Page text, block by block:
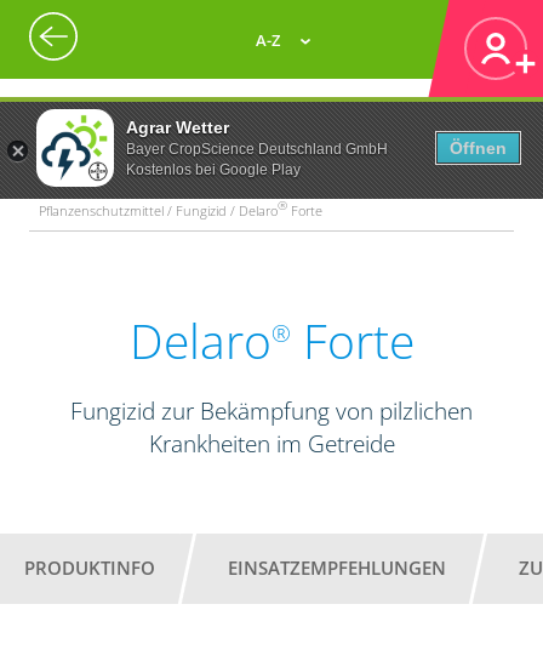
Agrar Wetter
Bayer CropScience Deutschland GmbH
Kostenlos bei Google Play
Öffnen
A-Z
Pflanzenschutzmittel / Fungizid / Delaro® Forte
Delaro® Forte
Fungizid zur Bekämpfung von pilzlichen
Krankheiten im Getreide
PRODUKTINFO EINSATZEMPFEHLUNGEN